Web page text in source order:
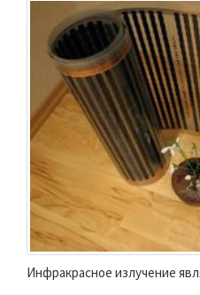
Инфракрасное излучение